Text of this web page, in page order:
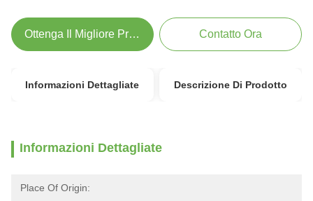
Ottenga Il Migliore Prezzo Contatto Ora
Informazioni Dettagliate Descrizione Di Prodotto
Informazioni Dettagliate
Place Of Origin: